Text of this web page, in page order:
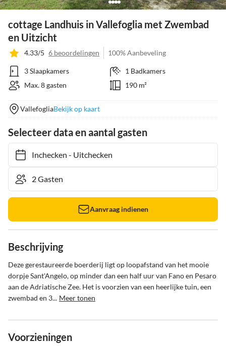
cottage Landhuis in Vallefoglia met Zwembad
en Uitzicht
4.33/5 6 beoordelingen 100% Aanbeveling
3 Slaapkamers
1 Badkamers
Max. 8 gasten
190 m²
VallefogliaBekijk op kaart
Selecteer data en aantal gasten
Inchecken- Uitchecken
Aanvraag indienen
Beschrijving
Deze gerestaureerde boerderij ligt op loopafstand van het mooie
dorpje Sant'Angelo, op minder dan een half uur van Fano en Pesaro
aan de Adriatische Zee. Het is voorzien van een heerlijke tuin, een
zwembad en 3... Meer tonen
Voorzieningen